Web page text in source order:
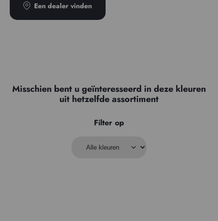
Een dealer vinden
Misschien bent u geïnteresseerd in deze kleuren
uit hetzelfde assortiment
Filter op